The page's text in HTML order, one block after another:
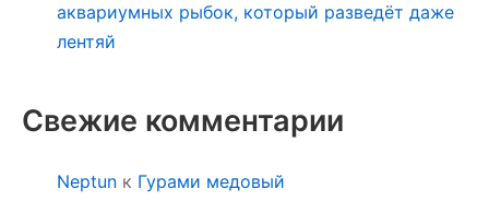
аквариумных рыбок, который разведёт даже
лентяй
Свежие комментарии
Neptun к Гурами медовый